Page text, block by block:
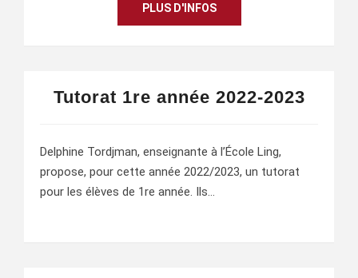
PLUS D'INFOS
Tutorat 1re année 2022-2023
Delphine Tordjman, enseignante à l’École Ling,
propose, pour cette année 2022/2023, un tutorat
pour les élèves de 1re année. Ils…